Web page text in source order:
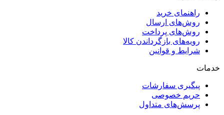
راهنمای خرید
روش‌های ارسال
روش‌های پرداخت
رویه‌های بازگرداندن کالا
شرایط و قوانین
خدمات
پیگیری سفارشات
حریم خصوصی
پرسش‌های متداول